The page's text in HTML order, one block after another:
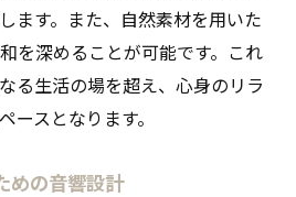
ます。また、自然素材を用いた
を深めることが可能です。これ
る生活の場を超え、心身のリラ
ースとなります。
めの音響設計